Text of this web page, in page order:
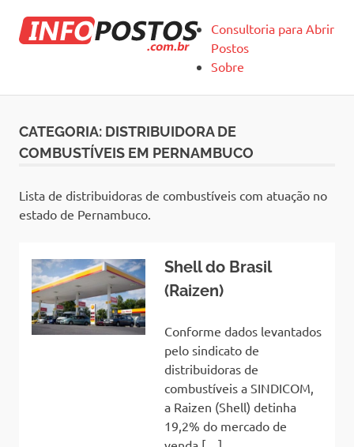
content
Infopostos
Consultoria para Abrir
Postos
Sobre
CATEGORIA: DISTRIBUIDORA DE
COMBUSTÍVEIS EM PERNAMBUCO
Lista de distribuidoras de combustíveis com atuação no
estado de Pernambuco.
Shell do Brasil
(Raizen)
Conforme dados levantados
pelo sindicato de
distribuidoras de
combustíveis a SINDICOM,
a Raizen (Shell) detinha
19,2% do mercado de